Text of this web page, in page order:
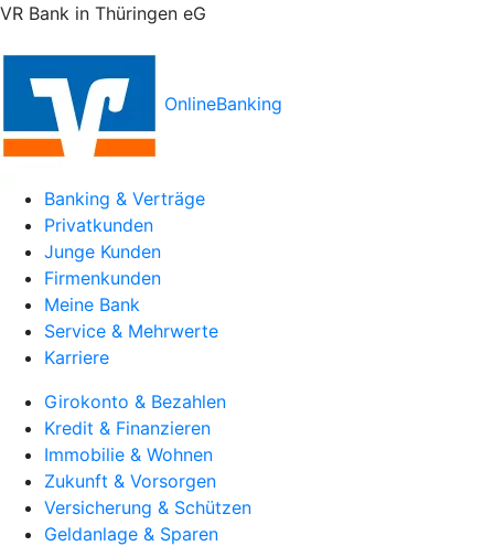
VR Bank in Thüringen eG
OnlineBanking
Banking & Verträge
Privatkunden
Junge Kunden
Firmenkunden
Meine Bank
Service & Mehrwerte
Karriere
Girokonto & Bezahlen
Kredit & Finanzieren
Immobilie & Wohnen
Zukunft & Vorsorgen
Versicherung & Schützen
Geldanlage & Sparen